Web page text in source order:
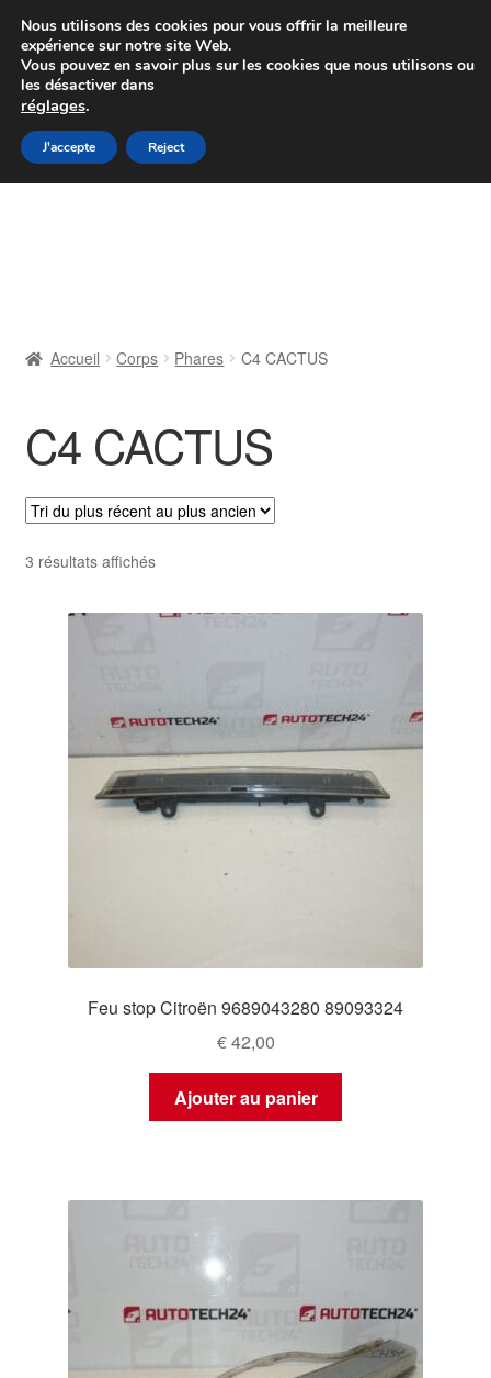
Colissimo livraison à partir de 7 EUR
Du lundi au vendredi de 9 h à 16 h
Aller
à
Aller
au
Livraison
Livraison internationale
Mon compte
Paiements
Politique de confidentialité
Accueil Corps Phares C4 CACTUS
C4 CACTUS
3 résultats affichésTrié
plus
ancien
Feu stop Citroën 9689043280 89093324
€42,00
Ajouter au panier
Nous utilisons des cookies pour vous offrir la meilleure
expérience sur notre site Web.
Vous pouvez en savoir plus sur les cookies que nous utilisons ou
les désactiver dans
réglages.
J'accepte Reject